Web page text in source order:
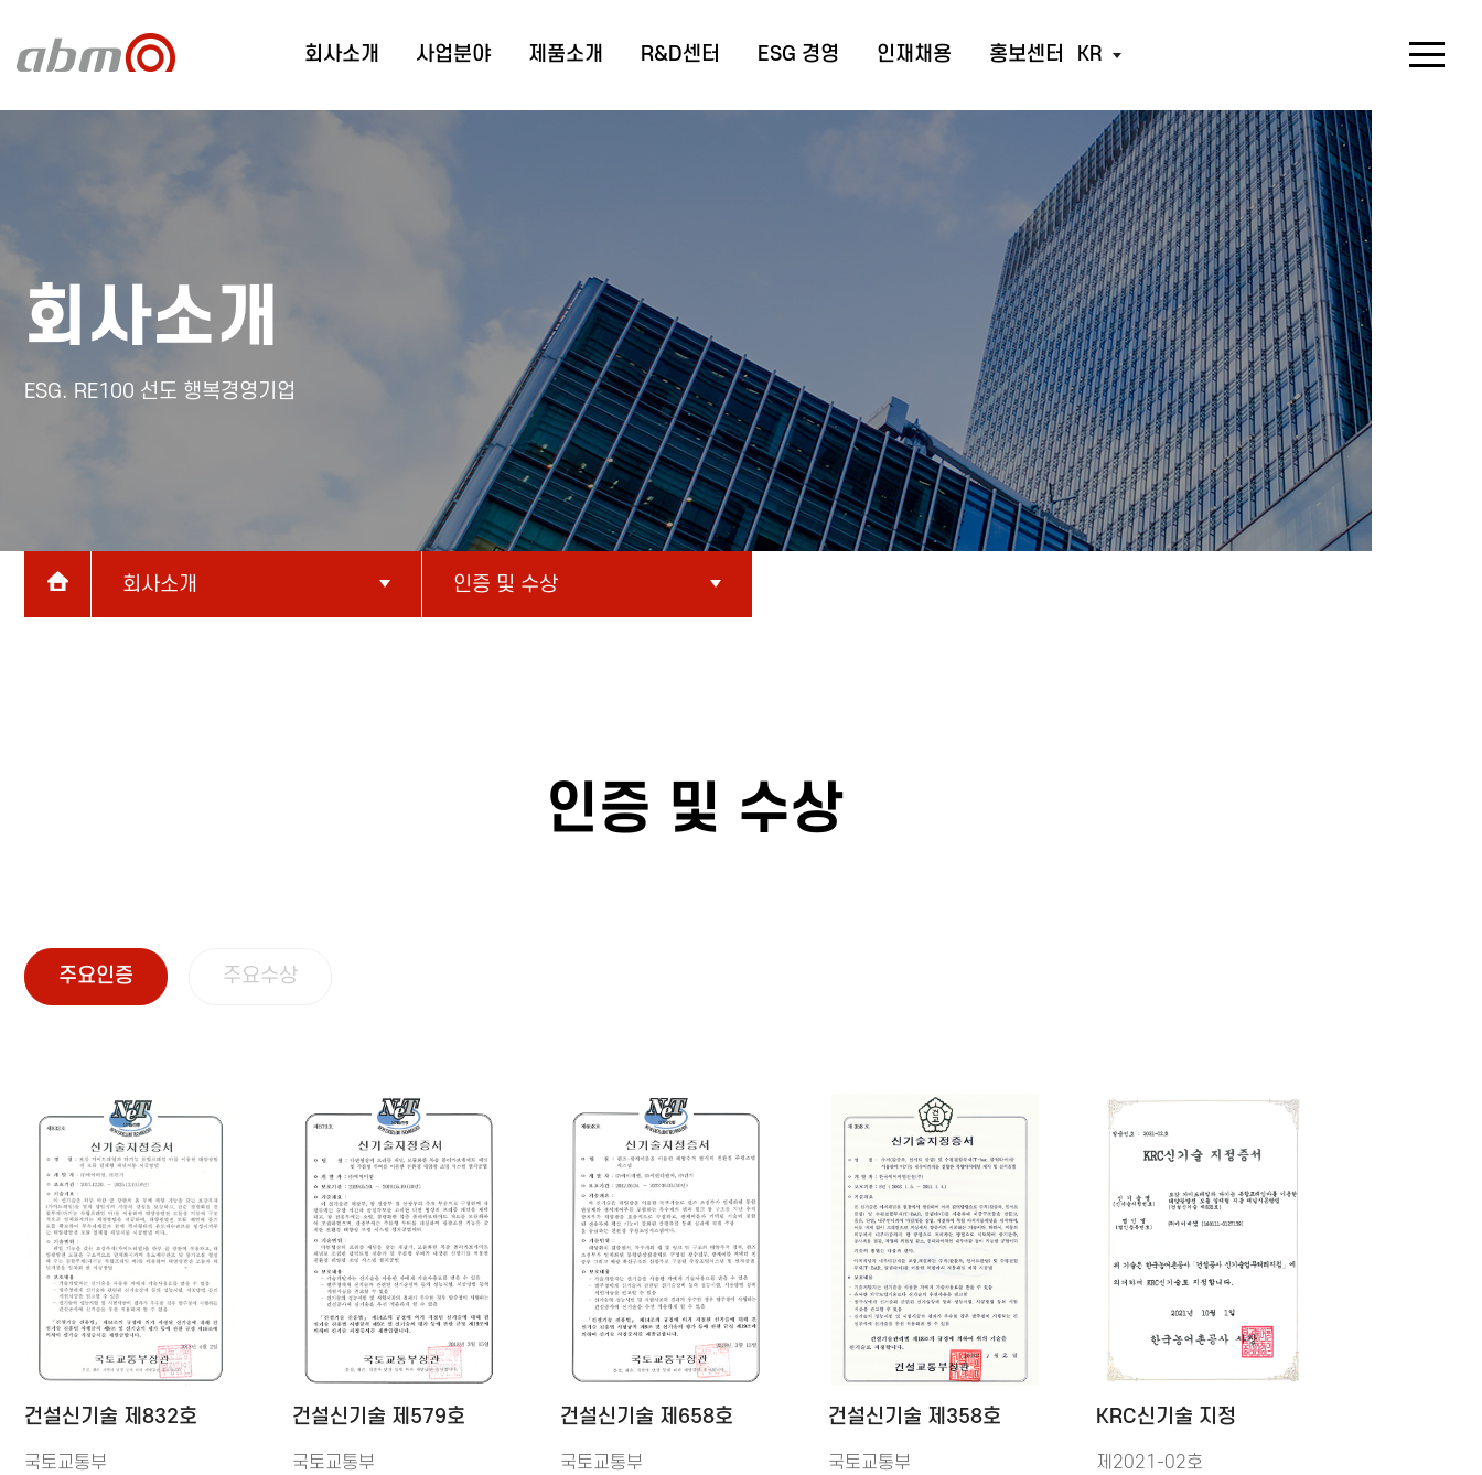
회사소개 사업분야 제품소개 R&D센터 ESG 경영 인재채용 홍보센터 KR
회사소개
ESG. RE100 선도 행복경영기업
회사소개 인증 및 수상
인증 및 수상
주요인증 주요수상
건설신기술 제832호
국토교통부
건설신기술 제579호
국토교통부
건설신기술 제658호
국토교통부
건설신기술 제358호
국토교통부
KRC신기술 지정
제2021-02호